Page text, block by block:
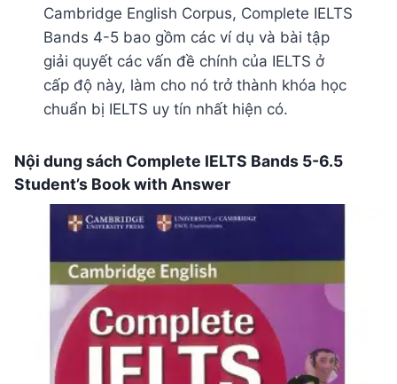
Cambridge English Corpus, Complete IELTS
Bands 4-5 bao gồm các ví dụ và bài tập
giải quyết các vấn đề chính của IELTS ở
cấp độ này, làm cho nó trở thành khóa học
chuẩn bị IELTS uy tín nhất hiện có.
Nội dung sách Complete IELTS Bands 5-6.5
Student’s Book with Answer